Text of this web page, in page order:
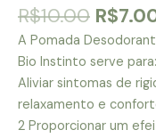
R$10.00 O
preço
original
era:
R$
A Pomada
Bio Instinto serve para:
Aliviar sintomas de
relaxamento e
2 Proporcionar um